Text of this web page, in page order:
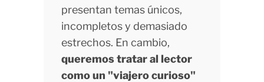
presentan temas únicos,
incompletos y demasiado
estrechos. En cambio,
queremos tratar al lector
como un "viajero curioso"